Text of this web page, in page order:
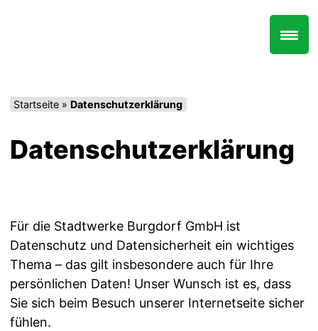
Startseite » Datenschutzerklärung
Datenschutzerklärung
Für die Stadtwerke Burgdorf GmbH ist
Datenschutz und Datensicherheit ein wichtiges
Thema – das gilt insbesondere auch für Ihre
persönlichen Daten! Unser Wunsch ist es, dass
Sie sich beim Besuch unserer Internetseite sicher
fühlen.